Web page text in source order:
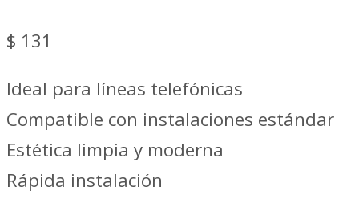
$ 131
Ideal para líneas telefónicas
Compatible con instalaciones estándar
Estética limpia y moderna
Rápida instalación